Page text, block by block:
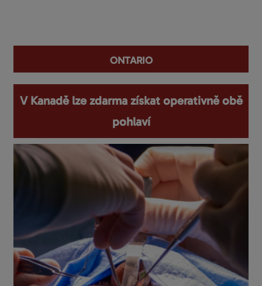
Ontario
V Kanadě lze zdarma získat operativně obě
pohlaví